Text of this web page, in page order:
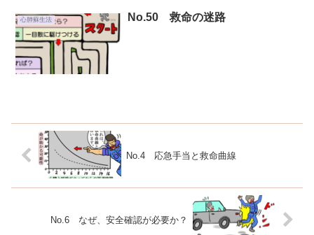
心肺蘇生法 No.50 救命の迷路
No.4 応急手当と救命曲線
No.6 なぜ、安全確認が必要か？